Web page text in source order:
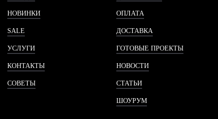
НОВИНКИ
SALE
УСЛУГИ
КОНТАКТЫ
СОВЕТЫ
ОПЛАТА
ДОСТАВКА
ГОТОВЫЕ ПРОЕКТЫ
НОВОСТИ
СТАТЬИ
ШОУРУМ